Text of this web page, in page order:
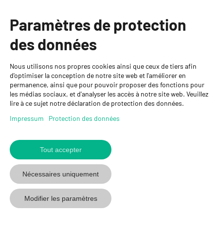
Informations
GYSO SA
Succursale Crissier
Chemin de Closalet 20
1023 Crissier
+41 21 637 70 90
www.gyso.ch
suivez
GYSO
sur
suivez
GYSO
Youtube
suivez
GYSO
sur
Linkedin
Paramètres de protection
des données
Nous utilisons nos propres cookies ainsi que ceux de tiers afin
d'optimiser la conception de notre site web et l'améliorer en
permanence, ainsi que pour pouvoir proposer des fonctions pour
les médias sociaux, et d'analyser les accès à notre site web. Veuillez
lire à ce sujet notre déclaration de protection des données.
Impressum
Protection des données
Tout accepter
Nécessaires uniquement
Modifier les paramètres